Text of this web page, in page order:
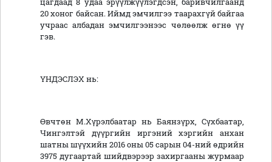
цагдаад 8 удаа эрүүлжүүлэгдсэн, баривчилгаанд
20 хоног байсан. Иймд эмчилгээ таарахгүй байгаа
учраас албадан эмчилгээнээс чөлөөлж өгнө үү
гэв.
ҮНДЭСЛЭХ нь:
Өвчтөн М.Хүрэлбаатар нь Баянзүрх, Сүхбаатар,
Чингэлтэй дүүргийн иргэний хэргийн анхан
шатны шүүхийн 2016 оны 05 сарын 04-ний өдрийн
3975 дугаартай шийдвэрээр захиргааны журмаар